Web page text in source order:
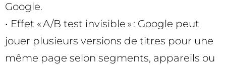
Google.
• Effet « A/B test invisible » : Google peut
jouer plusieurs versions de titres pour une
même page selon segments, appareils ou